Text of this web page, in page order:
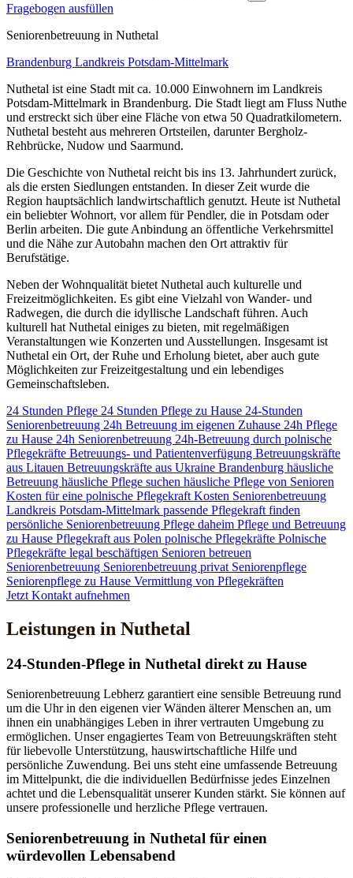
Fragebogen ausfüllen
Senioren­betreuung in Nuthetal
Brandenburg Landkreis Potsdam-Mittelmark
Nuthetal ist eine Stadt mit ca. 10.000 Einwohnern im Landkreis
Potsdam-Mittelmark in Brandenburg. Die Stadt liegt am Fluss Nuthe
und erstreckt sich über eine Fläche von etwa 50 Quadratkilometern.
Nuthetal besteht aus mehreren Ortsteilen, darunter Bergholz-
Rehbrücke, Nudow und Saarmund.
Die Geschichte von Nuthetal reicht bis ins 13. Jahrhundert zurück,
als die ersten Siedlungen entstanden. In dieser Zeit wurde die
Region hauptsächlich landwirtschaftlich genutzt. Heute ist Nuthetal
ein beliebter Wohnort, vor allem für Pendler, die in Potsdam oder
Berlin arbeiten. Die gute Anbindung an öffentliche Verkehrsmittel
und die Nähe zur Autobahn machen den Ort attraktiv für
Berufstätige.
Neben der Wohnqualität bietet Nuthetal auch kulturelle und
Freizeitmöglichkeiten. Es gibt eine Vielzahl von Wander- und
Radwegen, die durch die idyllische Landschaft führen. Auch
kulturell hat Nuthetal einiges zu bieten, mit regelmäßigen
Veranstaltungen wie Konzerten und Ausstellungen. Insgesamt ist
Nuthetal ein Ort, der Ruhe und Erholung bietet, aber auch gute
Möglichkeiten zur Freizeitgestaltung und ein lebendiges
Gemeinschaftsleben.
24 Stunden Pflege 24 Stunden Pflege zu Hause 24-Stunden
Seniorenbetreuung 24h Betreuung im eigenen Zuhause 24h Pflege
zu Hause 24h Seniorenbetreuung 24h-Betreuung durch polnische
Pflegekräfte Betreuungs- und Patientenverfügung Betreuungskräfte
aus Litauen Betreuungskräfte aus Ukraine Brandenburg häusliche
Betreuung häusliche Pflege suchen häusliche Pflege von Senioren
Kosten für eine polnische Pflegekraft Kosten Seniorenbetreuung
Landkreis Potsdam-Mittelmark passende Pflegekraft finden
persönliche Seniorenbetreuung Pflege daheim Pflege und Betreuung
zu Hause Pflegekraft aus Polen polnische Pflegekräfte Polnische
Pflegekräfte legal beschäftigen Senioren betreuen
Seniorenbetreuung Seniorenbetreuung privat Seniorenpflege
Seniorenpflege zu Hause Vermittlung von Pflegekräften
Jetzt Kontakt aufnehmen
Leistungen in Nuthetal
24-Stunden-Pflege in Nuthetal direkt zu Hause
Seniorenbetreuung Lebherz garantiert eine sensible Betreuung rund
um die Uhr in den eigenen vier Wänden älterer Menschen an, um
ihnen ein unabhängiges Leben in ihrer vertrauten Umgebung zu
ermöglichen. Unser engagiertes Team von Betreuungskräften steht
für liebevolle Unterstützung, hauswirtschaftliche Hilfe und
persönliche Zuwendung. Bei uns steht eine umfassende Betreuung
im Mittelpunkt, die die individuellen Bedürfnisse jedes Einzelnen
achtet und die Lebensqualität unserer Kunden stärkt. Sie können auf
unsere professionelle und herzliche Pflege vertrauen.
Senioren­betreuung in Nuthetal für einen
würdevollen Lebensabend